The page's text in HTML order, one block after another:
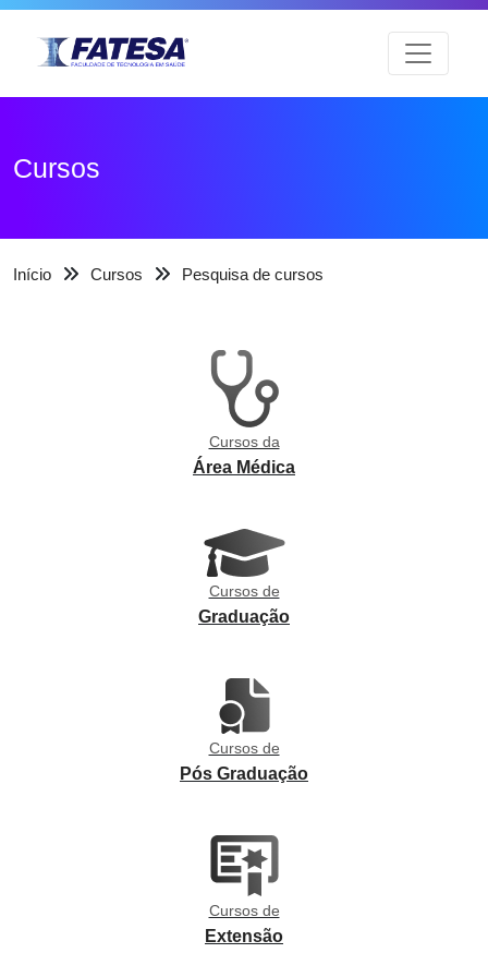
Cursos
Início Cursos Pesquisa de cursos
Cursos da
Área Médica
Cursos de
Graduação
Cursos de
Pós Graduação
Cursos de
Extensão